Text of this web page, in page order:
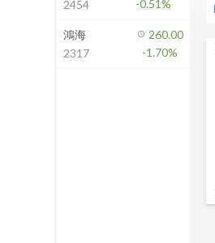
前往方案訂閱
如何綁定合作券商
2454
-0.51%
鴻海
2317
260.00
-1.70%